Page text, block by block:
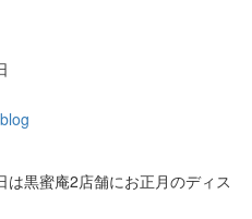
黒蜜庵2店舗にお正月のディス